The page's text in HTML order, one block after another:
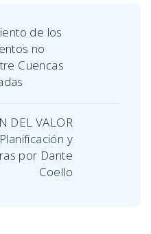
de los
no
Cuencas
DEL VALOR
y
por Dante
Coello